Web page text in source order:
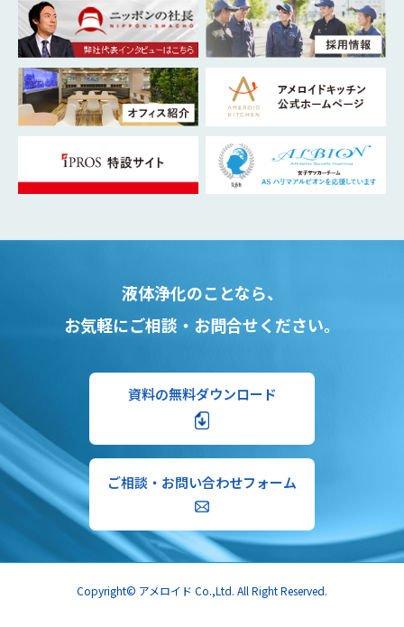
液体浄化のことなら、
お気軽にご相談・お問合せください。
資料の無料ダウンロード
ご相談・お問い合わせフォーム
Copyright© アメロイド Co.,Ltd. All Right Reserved.